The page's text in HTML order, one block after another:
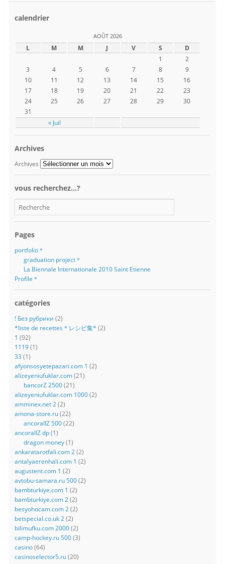
calendrier
AOÛT 2026
L M M J V S D
« Juil
1
2
3
4 5 6 7 8
9
10
11 12 13 14 15
16
17
18 19 20 21 22
23
24
25 26 27 28 29
30
31
Archives
Archives
vous recherchez…?
Pages
portfolio＊
graduation project＊
La Biennale Internationale 2010 Saint Etienne
Profile＊
catégories
! Без рубрики (2)
*liste de recettes＊レシピ集* (2)
1 (92)
1119(1)
33 (1)
afyonsosyetepazari.com 1 (2)
alizeyeniufuklar.com(21)
bancorZ 2500(21)
alizeyeniufuklar.com 1000(2)
amminex.net 2(2)
amona-store.ru(22)
ancorallZ 500(22)
ancorallZ dp(1)
dragon money(1)
ankaratarotfali.com 2(2)
antalyaerenhali.com 1 (2)
augustent.com 1 (2)
avtobu-samara.ru 500(2)
bambturkiye.com 1 (2)
bambturkiye.com 2(2)
besyohocam.com 2(2)
betspecial.co.uk 2(2)
bilimufku.com 2000(2)
camp-hockey.ru 500(3)
casino(64)
casinoselector5.ru(20)